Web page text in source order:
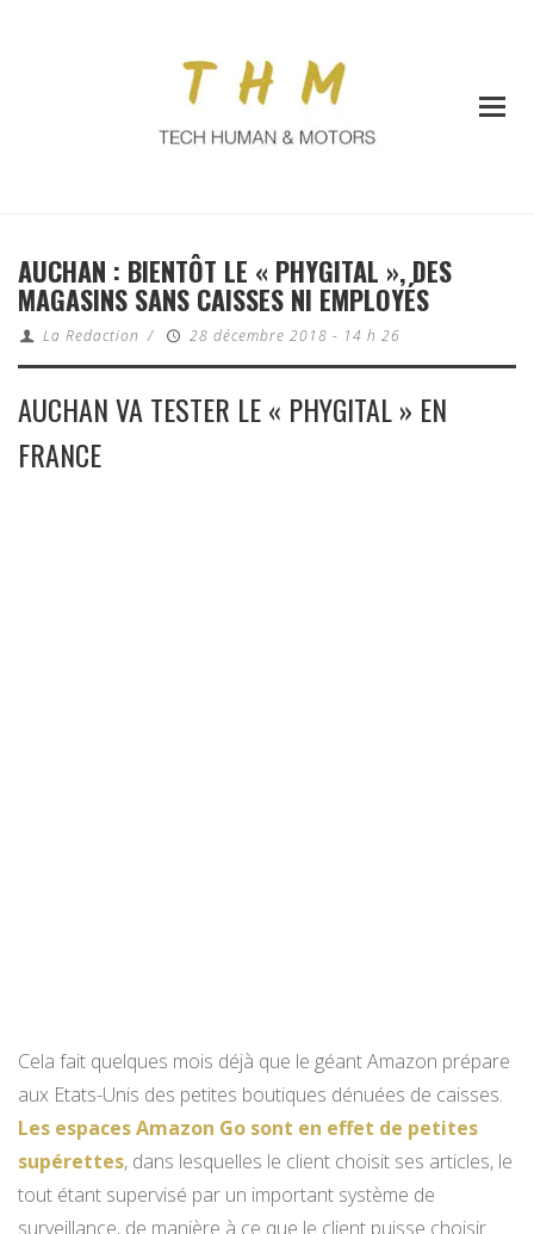
AUCHAN : BIENTÔT LE « PHYGITAL », DES
MAGASINS SANS CAISSES NI EMPLOYÉS
La Redaction / 28 décembre 2018 - 14 h 26
AUCHAN VA TESTER LE « PHYGITAL » EN
FRANCE
Cela fait quelques mois déjà que le géant Amazon prépare
aux Etats-Unis des petites boutiques dénuées de caisses.
Les espaces Amazon Go sont en effet de petites
supérettes, dans lesquelles le client choisit ses articles, le
tout étant supervisé par un important système de
surveillance, de manière à ce que le client puisse choisir